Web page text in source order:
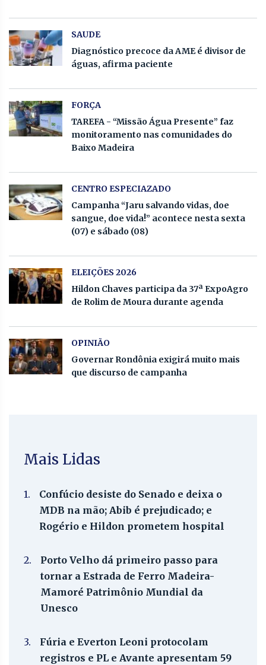
SAUDE
Diagnóstico precoce da AME é divisor de
águas, afirma paciente
FORÇA
TAREFA - “Missão Água Presente” faz
monitoramento nas comunidades do
Baixo Madeira
CENTRO ESPECIAZADO
Campanha “Jaru salvando vidas, doe
sangue, doe vida!” acontece nesta sexta
(07) e sábado (08)
ELEIÇÕES 2026
Hildon Chaves participa da 37ª ExpoAgro
de Rolim de Moura durante agenda
OPINIÃO
Governar Rondônia exigirá muito mais
que discurso de campanha
Mais Lidas
1.
Confúcio desiste do Senado e deixa o
MDB na mão; Abib é prejudicado; e
Rogério e Hildon prometem hospital
2.
Porto Velho dá primeiro passo para
tornar a Estrada de Ferro Madeira-
Mamoré Patrimônio Mundial da
Unesco
3.
Fúria e Everton Leoni protocolam
registros e PL e Avante apresentam 59